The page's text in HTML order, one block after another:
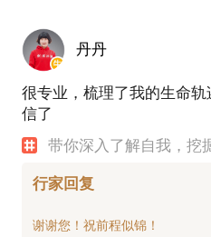
丹丹
很专业，梳理了我的生命
信了
带你深入了解自我，挖
行家回复